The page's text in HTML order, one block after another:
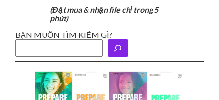
(Đặt mua & nhận file chỉ trong 5
phút)
BẠN MUỐN TÌM KIẾM GÌ?